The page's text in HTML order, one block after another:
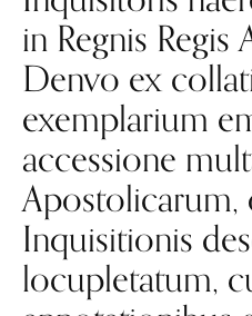
in Regnis Regis
Denvo ex
exemplarium
accessione
Apostolicarum,
Inquisitionis
locupletatum,